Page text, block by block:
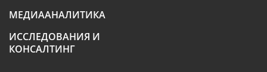
МЕДИААНАЛИТИКА
ИССЛЕДОВАНИЯ И
КОНСАЛТИНГ